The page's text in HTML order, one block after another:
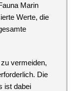
Marin
Werte, die
vermeiden,
Die
ist dabei